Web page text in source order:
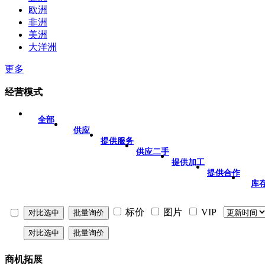
欧洲
非洲
美洲
大洋洲
更多
经营模式
全部
供应
提供服务
供应二手
提供加工
提供合作
库
标价 图片 VIP
商机拓展